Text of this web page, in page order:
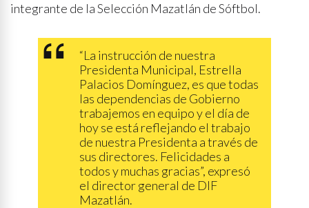
integrante de la Selección Mazatlán de Sóftbol.
“La instrucción de nuestra
Presidenta Municipal, Estrella
Palacios Domínguez, es que todas
las dependencias de Gobierno
trabajemos en equipo y el día de
hoy se está reflejando el trabajo
de nuestra Presidenta a través de
sus directores. Felicidades a
todos y muchas gracias”, expresó
el director general de DIF
Mazatlán.